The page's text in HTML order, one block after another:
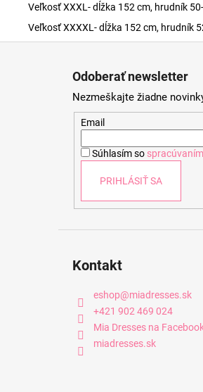
Veľkosť XXXL- dĺžka 152 cm, hrudník
Veľkosť XXXXL- dĺžka 152 cm, hrudník
Odoberať newsletter
Nezmeškajte žiadne
Email
Súhlasím so
PRIHLÁSIŤ SA
Kontakt
eshop@miadresses.sk
+421 902 469 024
Mia Dresses na
miadresses.sk